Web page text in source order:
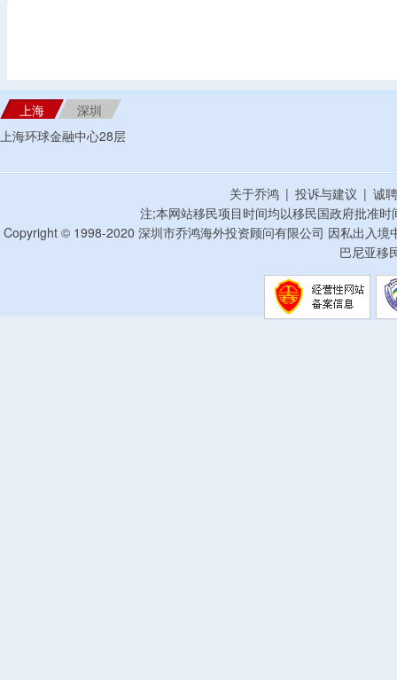
上海
深圳
上海环球金融中心28层
关于乔鸿 | 投诉与建议 | 诚
注;本网站移民项目时间均以移民国政府批准
Copyright © 1998-2020 深圳市乔鸿海外投资顾问有限公司 因私出入
巴尼亚移